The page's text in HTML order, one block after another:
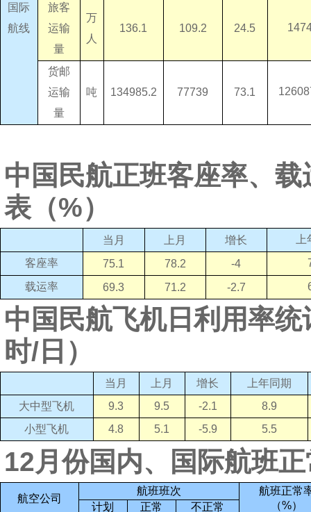
国际
航线
旅客
运输
量
万
人
136.1 109.2 24.5
货邮
运输
量
吨 134985.2 77739 73.1
中国民航正班客座率、载
表（%）
当月 上月 增长
客座率
75.1 78.2 -4
载运率
69.3 71.2 -2.7
中国民航飞机日利用率统
时/ 日）
当月 上月 增长
上年同期
大中型飞机
9.3 9.5 -2.1
8.9
小型飞机
4.8 5.1 -5.9 5.5
12月份国内、国际航班
航空公司
航班班次
航班正常
（%）
计划 正常 不正常